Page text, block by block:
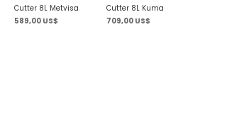
Cutter 8L Metvisa
Precio
589,00 US$
Cutter 8L Kuma
Precio
709,00 US$